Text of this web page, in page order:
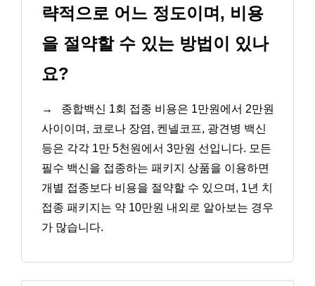
략적으로 어느 정도이며, 비용
을 절약할 수 있는 방법이 있나
요?
→
종합백신 1회 접종 비용은 1만원에서 2만원
사이이며, 코로나 장염, 켄넬코프, 광견병 백신
등은 각각 1만 5천원에서 3만원 선입니다. 모든
필수 백신을 접종하는 패키지 상품을 이용하면
개별 접종보다 비용을 절약할 수 있으며, 1년 치
접종 패키지는 약 10만원 내외로 알아보는 경우
가 많습니다.